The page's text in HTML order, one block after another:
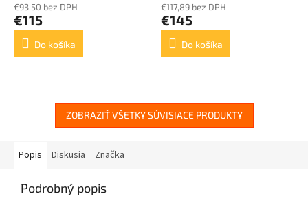
€93,50 bez DPH
€115
Do košíka
€117,89 bez DPH
€145
Do košíka
ZOBRAZIŤ VŠETKY SÚVISIACE PRODUKTY
Popis Diskusia Značka
Podrobný popis